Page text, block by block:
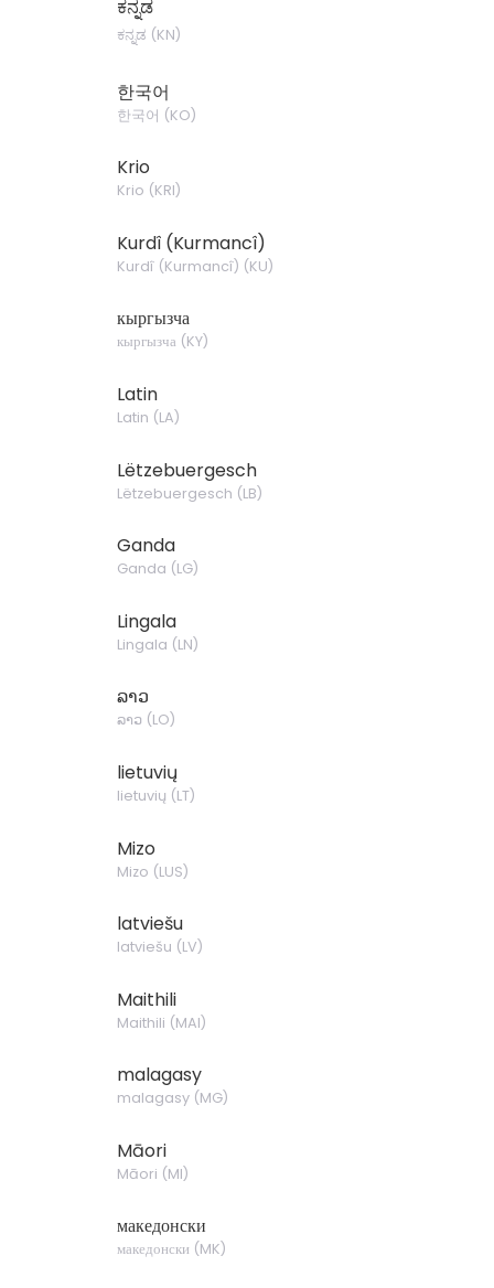
ಕನ್ನಡ
ಕನ್ನಡ (KN)
한국어
한국어 (KO)
Krio
Krio (KRI)
Kurdî (Kurmancî)
Kurdî (Kurmancî) (KU)
кыргызча
кыргызча (KY)
Latin
Latin (LA)
Lëtzebuergesch
Lëtzebuergesch (LB)
Ganda
Ganda (LG)
Lingala
Lingala (LN)
ລາວ
ລາວ (LO)
lietuvių
lietuvių (LT)
Mizo
Mizo (LUS)
latviešu
latviešu (LV)
Maithili
Maithili (MAI)
malagasy
malagasy(MG)
Māori
Māori (MI)
македонски
македонски (MK)